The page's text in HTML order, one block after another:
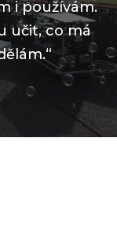
i používám.
učit, co má